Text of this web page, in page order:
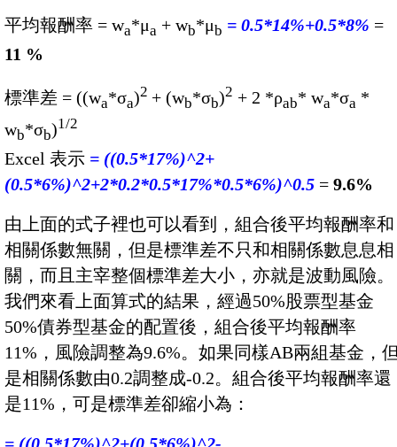
平均報酬率 = wa*μa + wb*μb = 0.5*14%+0.5*8% =
11 %
標準差 = ((wa*σa)2 + (wb*σb)2 + 2 *ρab* wa*σa *
wb*σb)1/2
Excel 表示 = ((0.5*17%)^2+
(0.5*6%)^2+2*0.2*0.5*17%*0.5*6%)^0.5 = 9.6%
由上面的式子裡也可以看到，組合後平均報酬率和
相關係數無關，但是標準差不只和相關係數息息相
關，而且主宰整個標準差大小，亦就是波動風險。
我們來看上面算式的結果，經過50%股票型基金
50%債券型基金的配置後，組合後平均報酬率
11%，風險調整為9.6%。如果同樣AB兩組基金，
是相關係數由0.2調整成-0.2。組合後平均報酬率還
是11%，可是標準差卻縮小為：
= ((0.5*17%)^2+(0.5*6%)^2-